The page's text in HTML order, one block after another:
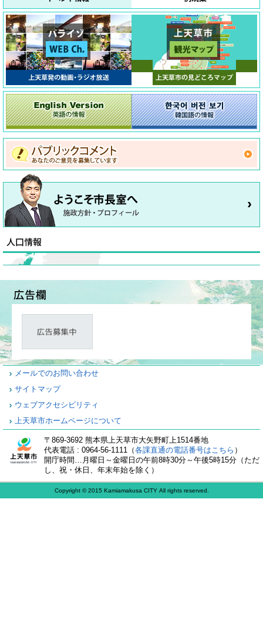
メールでのお問い合わせ
サイトマップ
ウェブアクセシビリティ
上天草市ホームページについて
〒869-3692 熊本県上天草市大矢野町上1514番地
代表電話 : 0964-56-1111（各課直通の電話番号はこちら ）
開庁時間…月曜日～金曜日の午前8時30分～午後5時15分（ただ
し、祝・休日、年末年始を除く）
Copyright © 2015 Kamiamakusa CITY All rights reserved.